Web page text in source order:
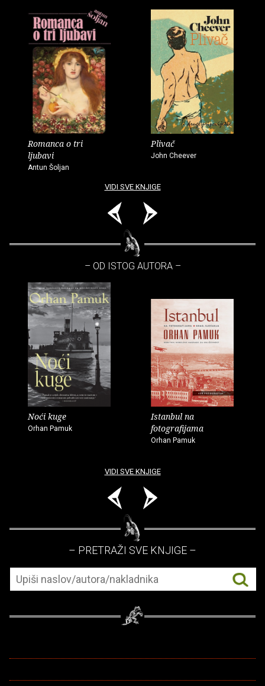
Romanca o tri
ljubavi
Antun Šoljan
Plivač
John Cheever
VIDI SVE KNJIGE
– OD ISTOG AUTORA –
Noći kuge
Orhan Pamuk
Istanbul na
fotografijama
Orhan Pamuk
VIDI SVE KNJIGE
– PRETRAŽI SVE KNJIGE –